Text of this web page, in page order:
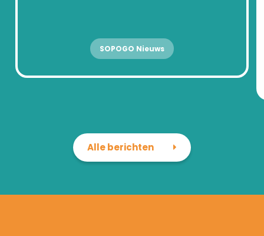
SOPOGO Nieuws
Alle berichten